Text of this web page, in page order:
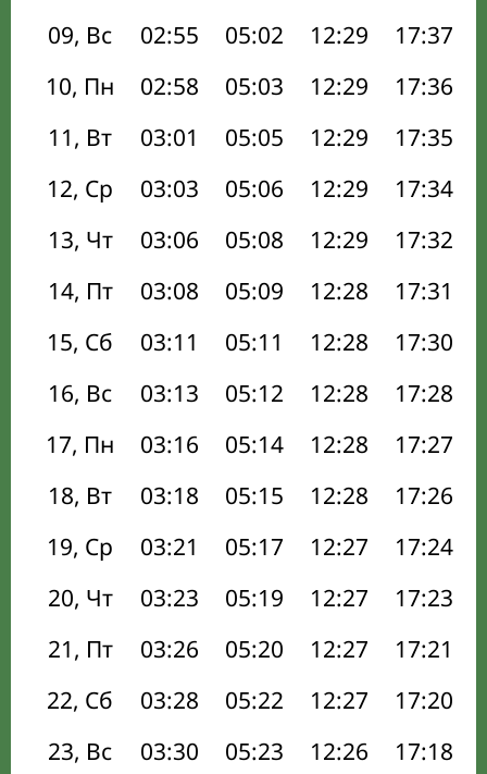
09, Вс
02:55 05:02 12:29 17:37
10, Пн
02:58 05:03 12:29 17:36
11, Вт
03:01 05:05 12:29 17:35
12, Ср
03:03 05:06 12:29 17:34
13, Чт
03:06 05:08 12:29 17:32
14, Пт
03:08 05:09 12:28 17:31
15, Сб
03:11 05:11 12:28 17:30
16, Вс
03:13 05:12 12:28 17:28
17, Пн
03:16 05:14 12:28 17:27
18, Вт
03:18 05:15 12:28 17:26
19, Ср
03:21 05:17 12:27 17:24
20, Чт
03:23 05:19 12:27 17:23
21, Пт
03:26 05:20 12:27 17:21
22, Сб
03:28 05:22 12:27 17:20
23, Вс
03:30 05:23 12:26 17:18